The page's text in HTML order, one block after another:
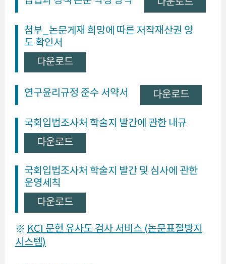
첨부_논문게재 희망에 따른 저작재산권 양
도 확인서
다운로드
연구윤리규정 준수 서약서 다운로드
국회입법조사처 학술지 발간에 관한 내규
다운로드
국회입법조사처 학술지 발간 및 심사에 관한
운영세칙
다운로드
※ KCI 문헌 유사도 검사 서비스 (논문표절방지
시스템)